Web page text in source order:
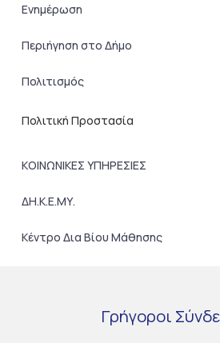
Ενημέρωση
Περιήγηση στο Δήμο
Πολιτισμός
Πολιτική Προστασία
ΚΟΙΝΩΝΙΚΕΣ ΥΠΗΡΕΣΙΕΣ
ΔΗ.Κ.Ε.ΜΥ.
Κέντρο Δια Βίου Μάθησης
Γρήγοροι